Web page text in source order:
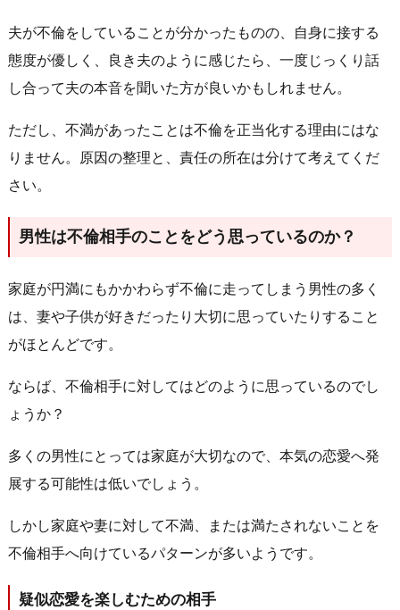
夫が不倫をしていることが分かったものの、自身に接する
態度が優しく、良き夫のように感じたら、一度じっくり話
し合って夫の本音を聞いた方が良いかもしれません。
ただし、不満があったことは不倫を正当化する理由にはな
りません。原因の整理と、責任の所在は分けて考えてくだ
さい。
男性は不倫相手のことをどう思っているのか？
家庭が円満にもかかわらず不倫に走ってしまう男性の多く
は、妻や子供が好きだったり大切に思っていたりすること
がほとんどです。
ならば、不倫相手に対してはどのように思っているのでし
ょうか？
多くの男性にとっては家庭が大切なので、本気の恋愛へ発
展する可能性は低いでしょう。
しかし家庭や妻に対して不満、または満たされないことを
不倫相手へ向けているパターンが多いようです。
疑似恋愛を楽しむための相手